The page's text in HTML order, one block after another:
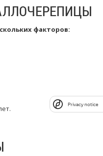
факторов:
Privacy notice